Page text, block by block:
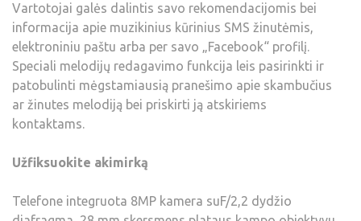
Vartotojai galės dalintis savo rekomendacijomis bei
informacija apie muzikinius kūrinius SMS žinutėmis,
elektroniniu paštu arba per savo „Facebook“ profilį.
Speciali melodijų redagavimo funkcija leis pasirinkti ir
patobulinti mėgstamiausią pranešimo apie skambučius
ar žinutes melodiją bei priskirti ją atskiriems
kontaktams.
Užfiksuokite akimirką
Telefone integruota 8MP kamera suF/2,2 dydžio